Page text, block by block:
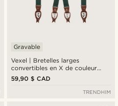
Vexel | Bretelles larges
convertibles en X de couleur
vert foncé
Gravable
59,90 $ CAD
TRENDHIM